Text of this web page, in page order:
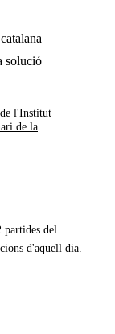
solució
l'Institut
de la
partides del
d'aquell dia.